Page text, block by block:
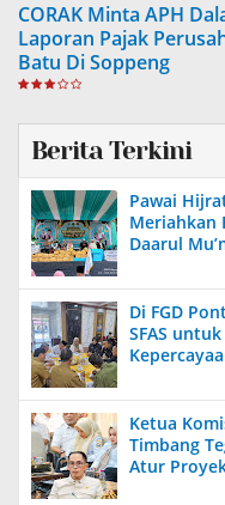
CORAK Minta APH
Laporan Pajak
Batu Di Soppeng
Berita Terkini
Pawai
Meriahkan
Daarul
Di FGD
SFAS
Ketua
Timbang
Atur